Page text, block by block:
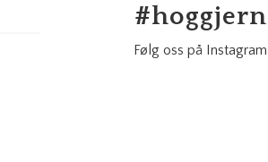
#hoggjern
Følg oss på Instagram